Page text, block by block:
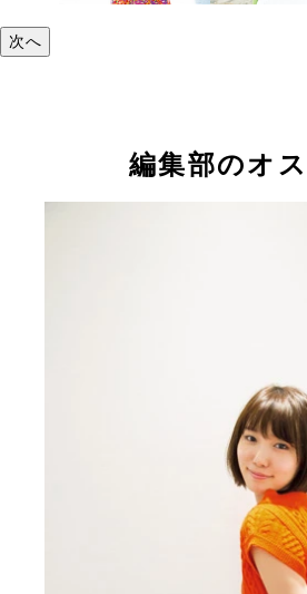
次へ
編集部のオ